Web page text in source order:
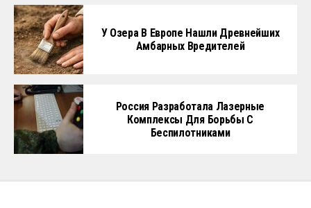
У Озера В Европе Нашли Древнейших
Амбарных Вредителей
Россия Разработала Лазерные
Комплексы Для Борьбы С
Беспилотниками